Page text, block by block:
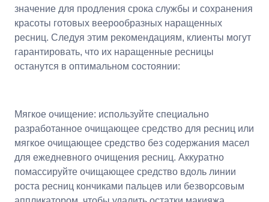
значение для продления срока службы и сохранения
красоты готовых веерообразных наращенных
ресниц. Следуя этим рекомендациям, клиенты могут
гарантировать, что их наращенные ресницы
останутся в оптимальном состоянии:
Мягкое очищение: используйте специально
разработанное очищающее средство для ресниц или
мягкое очищающее средство без содержания масел
для ежедневного очищения ресниц. Аккуратно
помассируйте очищающее средство вдоль линии
роста ресниц кончиками пальцев или безворсовым